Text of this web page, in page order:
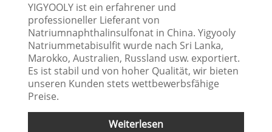
YIGYOOLY ist ein erfahrener und
professioneller Lieferant von
Natriumnaphthalinsulfonat in China. Yigyooly
Natriummetabisulfit wurde nach Sri Lanka,
Marokko, Australien, Russland usw. exportiert.
Es ist stabil und von hoher Qualität, wir bieten
unseren Kunden stets wettbewerbsfähige
Preise.
Weiterlesen